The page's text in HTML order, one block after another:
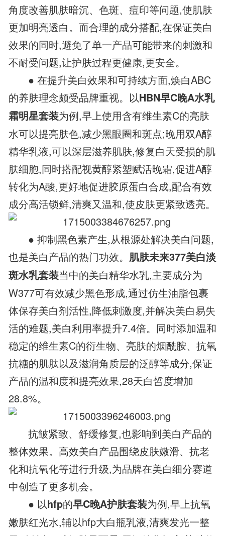
角度改善肌肤暗沉、色斑、痘印等问题,使肌肤
更加明亮透白。而合理的成分搭配,在保证美白
效果的同时,避免了单一产品可能带来的刺激和
不耐受问题,让护肤过程更健康,更安全。
● 在提升美白效果和可持续方面,焕白ABC
的养肤理念颇受品牌重视。以HBN早C晚A水乳
霜明星套装为例,早上使用含有维生素C的亮肤
水可以提亮肤色,减少黑眼圈和斑点;晚用双A醇
精华乳液,可以深层滋养肌肤,修复白天受损的肌
肤细胞,同时搭配视黄醇紧塑赋活晚霜,促进A醇
转化为A酸,更好地促进胶原蛋白合成,配合有效
成分高活锁鲜,清爽又温和,使皮肤更紧致透亮。
● 抑制黑色素产生,从根源处解决美白问题,
也是美白产品的热门功效。 肌肤未来377美白淡
斑水乳套装当中的美白精华水乳,主要成分为
W377可有效减少黑色形成,通过仿生油脂包裹
体保存美白剂活性,降低刺激度,并解决美白易失
活的难题,美白利用率提升7.4倍。同时添加温和
稳定的维生素C的衍生物、亮肤的烟酰胺、抗氧
抗糖的肌肽以及滋润角质层的泛醇等成分,保证
产品的温和度和提亮效果,28天白皙度增加
28.8%。
抗皱紧致、舒缓修复,也影响到美白产品的
整体效果。高效美白产品围绕皮肤嫩滑、抗老
化和抗氧化等进行升级,为品牌在美白细分赛道
中创造了更多机会。
● 以hfp的早C晚A护肤套装为例,早上抗氧
嫩肤红光水,辅以hfp大白瓶乳液,清爽发光一整